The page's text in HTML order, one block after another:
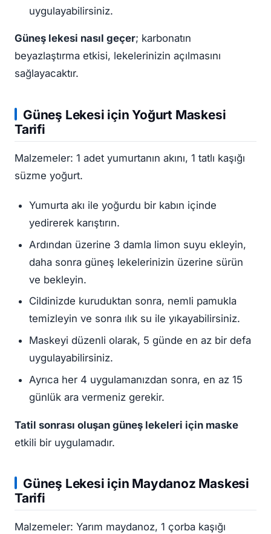
uygulayabilirsiniz.
Güneş lekesi nasıl geçer; karbonatın
beyazlaştırma etkisi, lekelerinizin açılmasını
sağlayacaktır.
Güneş Lekesi için Yoğurt Maskesi
Tarifi
Malzemeler: 1 adet yumurtanın akını, 1 tatlı kaşığı
süzme yoğurt.
Yumurta akı ile yoğurdu bir kabın içinde
yedirerek karıştırın.
Ardından üzerine 3 damla limon suyu ekleyin,
daha sonra güneş lekelerinizin üzerine sürün
ve bekleyin.
Cildinizde kuruduktan sonra, nemli pamukla
temizleyin ve sonra ılık su ile yıkayabilirsiniz.
Maskeyi düzenli olarak, 5 günde en az bir defa
uygulayabilirsiniz.
Ayrıca her 4 uygulamanızdan sonra, en az 15
günlük ara vermeniz gerekir.
Tatil sonrası oluşan güneş lekeleri için maske
etkili bir uygulamadır.
Güneş Lekesi için Maydanoz Maskesi
Tarifi
Malzemeler: Yarım maydanoz, 1 çorba kaşığı